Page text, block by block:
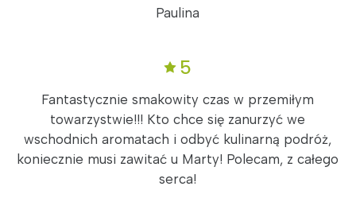
Paulina
5
Fantastycznie smakowity czas w przemiłym
towarzystwie!!! Kto chce się zanurzyć we
wschodnich aromatach i odbyć kulinarną podróż,
koniecznie musi zawitać u Marty! Polecam, z całego
serca!